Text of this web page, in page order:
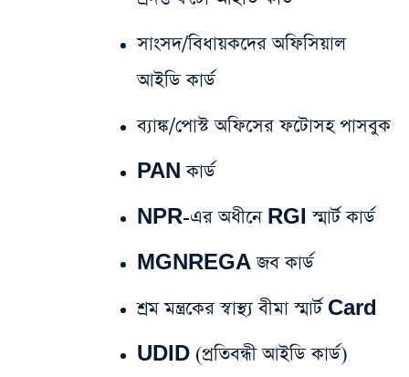
সাংসদ/বিধায়কদের অফিসিয়াল
আইডি কার্ড
ব্যাঙ্ক/পোস্ট অফিসের ফটোসহ পাসবুক
PAN কার্ড
NPR-এর অধীনে RGI স্মার্ট কার্ড
MGNREGA জব কার্ড
শ্রম মন্ত্রকের স্বাস্থ্য বীমা স্মার্ট Card
UDID (প্রতিবন্ধী আইডি কার্ড)